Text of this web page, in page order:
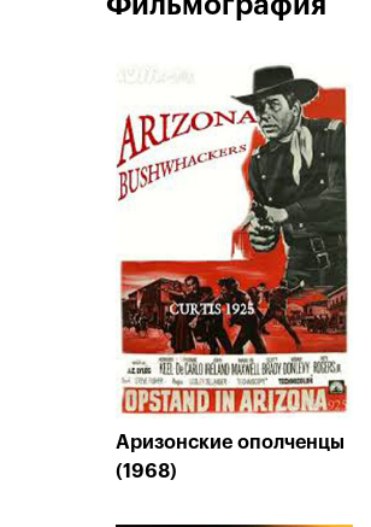
Аризонские ополченцы
(1968)